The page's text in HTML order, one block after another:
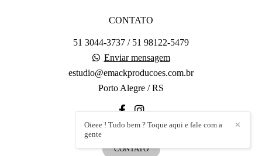
CONTATO
51 3044-3737 / 51 98122-5479
Enviar mensagem
estudio@emackproducoes.com.br
Porto Alegre / RS
CONTATO
✕
Oieee ! Tudo bem ? Toque aqui e fale com a
gente